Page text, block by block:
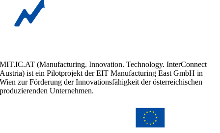
MIT.IC.AT (Manufacturing. Innovation. Technology. InterConnect
Austria) ist ein Pilotprojekt der EIT Manufacturing East GmbH in
Wien zur Förderung der Innovationsfähigkeit der österreichischen
produzierenden Unternehmen.